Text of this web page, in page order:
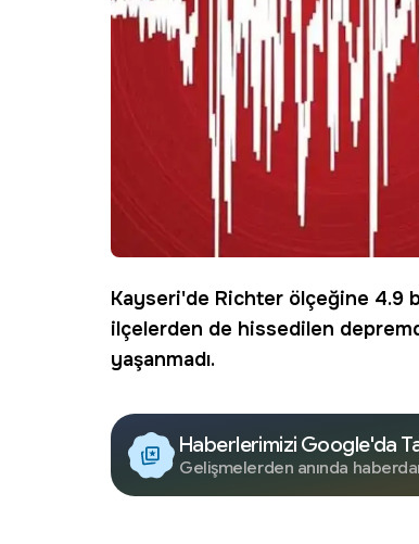
Kayseri'de Richter ölçeğine 4.9
ilçelerden de hissedilen
yaşanmadı.
Haberlerimizi Google'da
Gelişmelerden anında